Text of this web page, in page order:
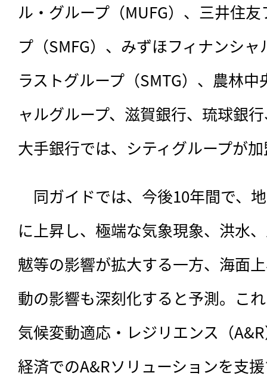
ル・グループ（MUFG）、三井住
プ（SMFG）、みずほフィナンシ
ラストグループ（SMTG）、農林
ャルグループ、滋賀銀行、琉球銀
大手銀行では、シティグループが
同ガイドでは、 今後10年間で、
に上昇し、極端な気象現象、洪水
魃等の影響が拡大する一方、海面
動の影響も深刻化すると予測。こ
気候変動適応・レジリエンス（
経済でのA&Rソリューションを支